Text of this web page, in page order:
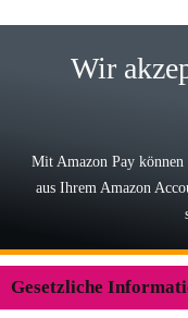
Wir
Mit Amazon Pay
aus Ihrem Amazon
Gesetzliche